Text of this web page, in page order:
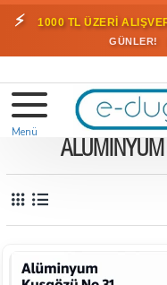
⚡ 1000 TL ÜZERİ
GÜNLER!